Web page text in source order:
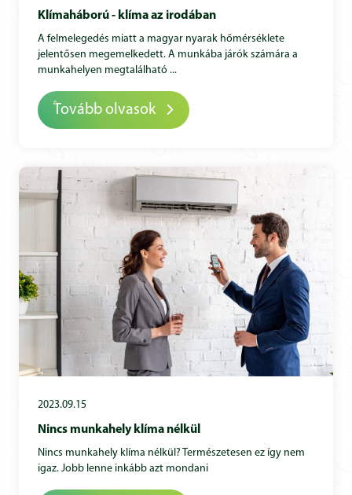
Klímaháború - klíma az irodában
A felmelegedés miatt a magyar nyarak hőmérséklete
jelentősen megemelkedett. A munkába járók számára a
munkahelyen megtalálható ...
Tovább olvasok
2023.09.15
Nincs munkahely klíma nélkül
Nincs munkahely klíma nélkül? Természetesen ez így nem
igaz. Jobb lenne inkább azt mondani